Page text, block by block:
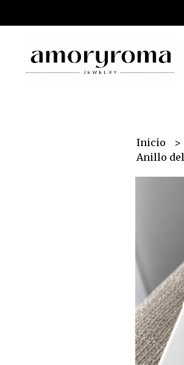
Inicio
Anillo